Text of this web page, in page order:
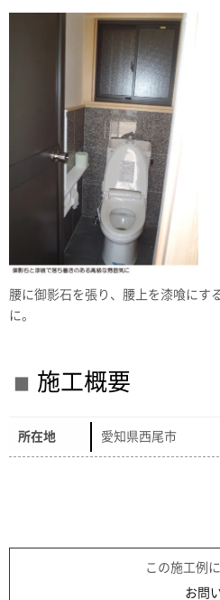
腰に御影石を張り、腰上を漆喰にす
に。
施工概要
所在地 愛知県西尾市
この施工例
お問